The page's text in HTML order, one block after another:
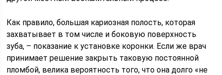
Как правило, большая кариозная полость, которая
захватывает в том числе и боковую поверхность
зуба, – показание к установке коронки. Если же врач
принимает решение закрыть таковую постоянной
пломбой, велика вероятность того, что она долго «не